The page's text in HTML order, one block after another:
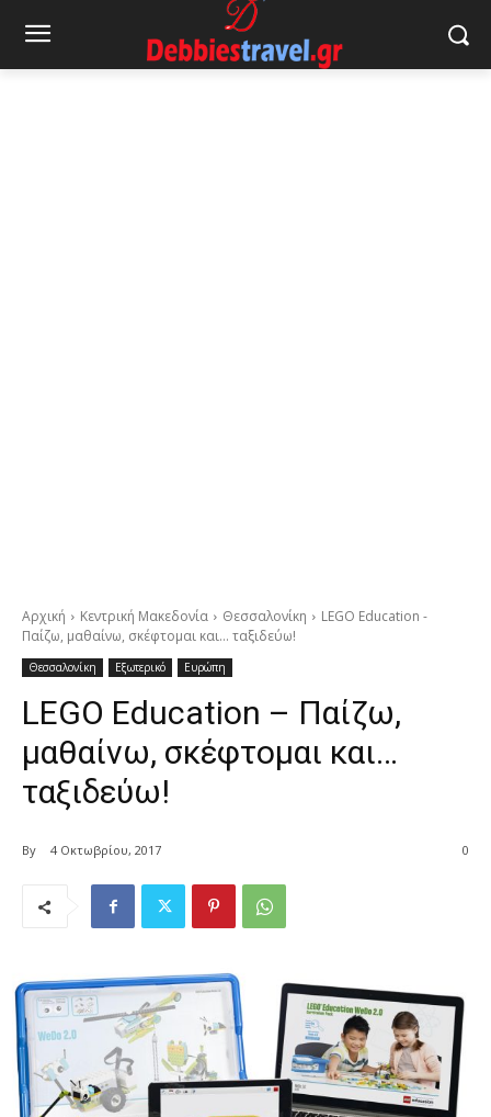
Αρχική Κεντρική Μακεδονία Θεσσαλονίκη
LEGO Education -
Παίζω, μαθαίνω, σκέφτομαι και… ταξιδεύω!
Θεσσαλονίκη Εξωτερικό Ευρώπη
LEGO Education – Παίζω,
μαθαίνω, σκέφτομαι και…
ταξιδεύω!
By 4 Οκτωβρίου, 2017 0